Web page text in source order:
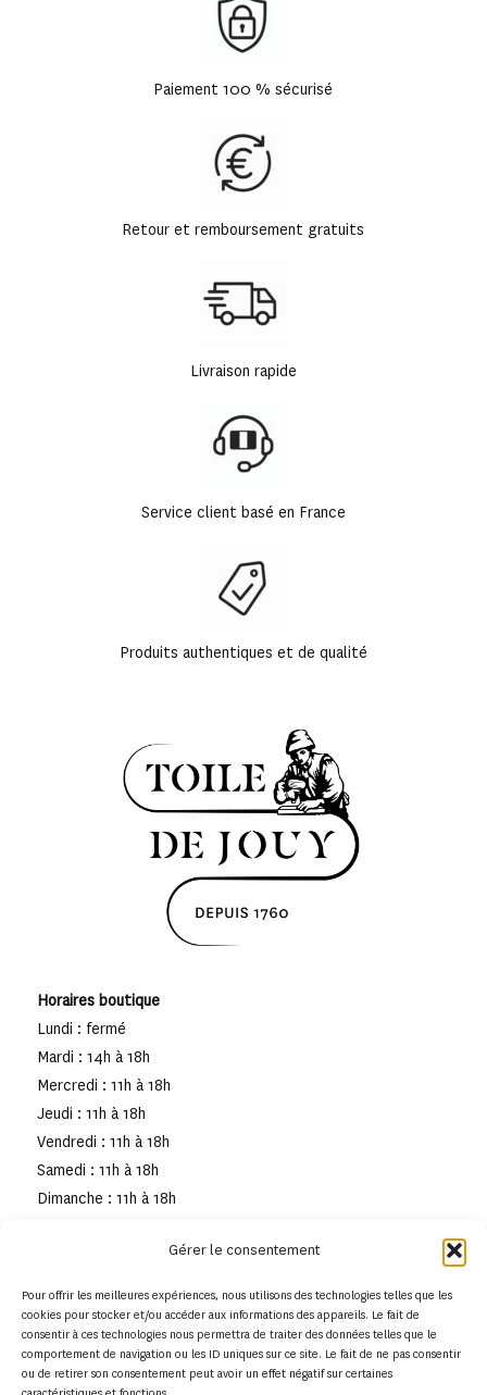
Gérer le consentement
Pour offrir les meilleures expériences, nous utilisons des technologies telles que les
cookies pour stocker et/ou accéder aux informations des appareils. Le fait de
consentir à ces technologies nous permettra de traiter des données telles que le
comportement de navigation ou les ID uniques sur ce site. Le fait de ne pas consentir
ou de retirer son consentement peut avoir un effet négatif sur certaines
Paiement 100 % sécurisé
Retour et remboursement gratuits
Livraison rapide
Service client basé en France
Produits authentiques et de qualité
Horaires boutique
Lundi : fermé
Mardi : 14h à 18h
Mercredi : 11h à 18h
Jeudi : 11h à 18h
Vendredi : 11h à 18h
Samedi : 11h à 18h
Dimanche : 11h à 18h